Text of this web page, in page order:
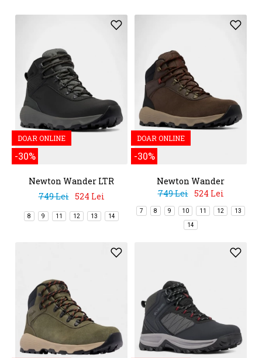
DOAR ONLINE
-30%
Newton Wander LTR
749 Lei 524 Lei
8 9 11 12 13 14
DOAR ONLINE
-30%
Newton Wander
749 Lei 524 Lei
7 8 9 10 11 12 13
14